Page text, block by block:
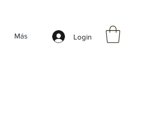
Más Login